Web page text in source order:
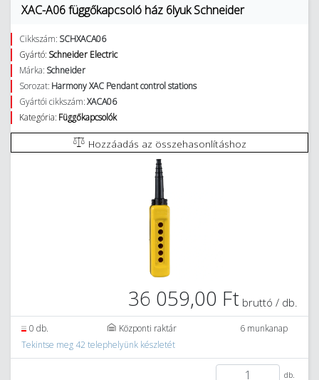
XAC-A06 függőkapcsoló ház 6lyuk Schneider
Cikkszám: SCHXACA06
Gyártó: Schneider Electric
Márka: Schneider
Sorozat: Harmony XAC Pendant control stations
Gyártói cikkszám:XACA06
Kategória: Függőkapcsolók
Hozzáadás az összehasonlításhoz
36 059,00 Ft bruttó / db.
0 db. Központi raktár
6 munkanap
Tekintse meg 42 telephelyünk készletét
db.